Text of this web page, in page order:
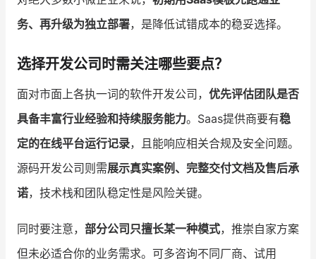
务、再升级为独立部署，是降低试错成本的稳妥选择。
选择开发公司时需关注哪些要点？
面对市面上各执一词的软件开发公司， 优先评估团队是否
具备丰富行业经验和持续服务能力。Saas提供商要有稳
定的在线平台运行记录，且能响应相关合规及安全问题。
源码开发公司则需展示真实案例、完整交付文档及售后承
诺，技术栈和团队稳定性是风险关键。
同时要注意， 部分公司只擅长某一种模式，推崇自家方案
但未必适合你的业务需求。可多咨询不同厂商、试用